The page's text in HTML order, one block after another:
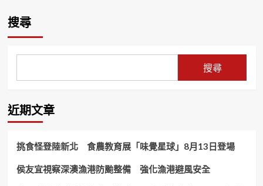
鎏
登
場
藝
共
搜尋
搜尋
近期文章
挑食怪登陸新北 食農教育展「味覺星球」8月13日登場
侯友宜視察深澳漁港防颱整備 強化漁港避風安全